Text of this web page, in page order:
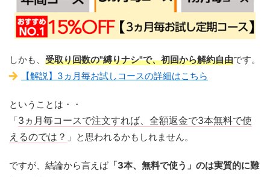
しかも、 受取り回数の"縛りナシ"で、初回から解約自由です。
【解説】3ヵ月毎お試しコースの詳細はこちら
ということは・・
「3ヵ月毎コースで注文すれば、全額返金で3本無料で使
えるのでは？ 」と思われるかもしれません。
ですが、結論から言えば「3本、無料で使う」のは実質的に難